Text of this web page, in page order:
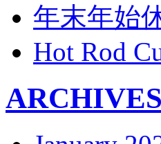
年末年始
Hot Rod
ARCHIVES